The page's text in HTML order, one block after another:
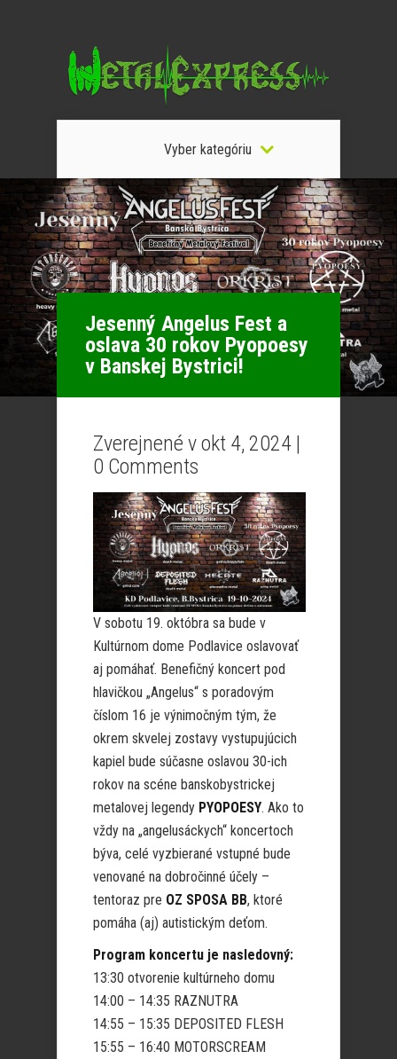
Vyber kategóriu
Jesenný Angelus Fest a
oslava 30 rokov Pyopoesy
v Banskej Bystrici!
Zverejnené v okt 4, 2024 |
0 Comments
V sobotu 19. októbra sa bude v
Kultúrnom dome Podlavice oslavovať
aj pomáhať. Benefičný koncert pod
hlavičkou „Angelus“ s poradovým
číslom 16 je výnimočným tým, že
okrem skvelej zostavy vystupujúcich
kapiel bude súčasne oslavou 30-ich
rokov na scéne banskobystrickej
metalovej legendy PYOPOESY. Ako to
vždy na „angelusáckych“ koncertoch
býva, celé vyzbierané vstupné bude
venované na dobročinné účely –
tentoraz pre OZ SPOSA BB, ktoré
pomáha (aj) autistickým deťom.
Program koncertu je nasledovný:
13:30 otvorenie kultúrneho domu
14:00 – 14:35 RAZNUTRA
14:55 – 15:35 DEPOSITED FLESH
15:55 – 16:40 MOTORSCREAM